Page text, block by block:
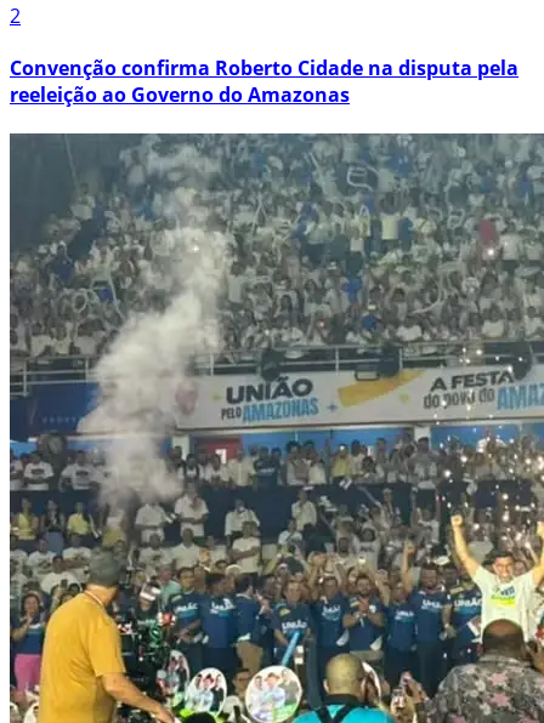
2
Convenção confirma Roberto Cidade na disputa pela
reeleição ao Governo do Amazonas